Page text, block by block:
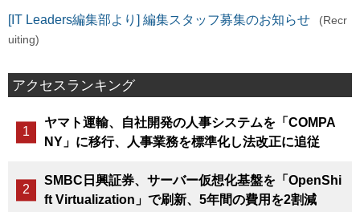
[IT Leaders編集部より] 編集スタッフ募集のお知らせ
(Recr
uiting)
アクセスランキング
ヤマト運輸、自社開発の人事システムを「COMPA
NY」に移行、人事業務を標準化し法改正に追従
SMBC日興証券、サーバー仮想化基盤を「OpenShi
ft Virtualization」で刷新、5年間の費用を2割減